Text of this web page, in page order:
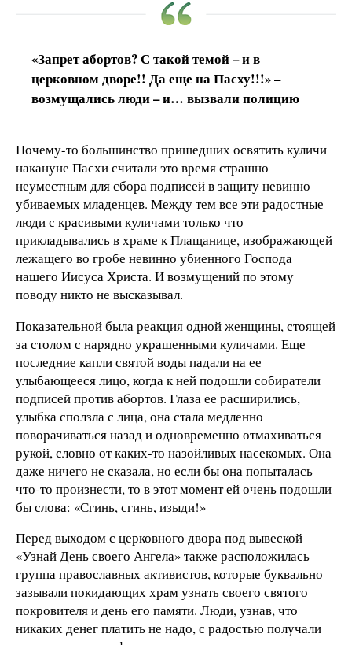
«Запрет абортов? С такой темой – и в
церковном дворе!! Да еще на Пасху!!!» –
возмущались люди – и… вызвали полицию
Почему-то большинство пришедших освятить куличи
накануне Пасхи считали это время страшно
неуместным для сбора подписей в защиту невинно
убиваемых младенцев. Между тем все эти радостные
люди с красивыми куличами только что
прикладывались в храме к Плащанице, изображающей
лежащего во гробе невинно убиенного Господа
нашего Иисуса Христа. И возмущений по этому
поводу никто не высказывал.
Показательной была реакция одной женщины, стоящей
за столом с нарядно украшенными куличами. Еще
последние капли святой воды падали на ее
улыбающееся лицо, когда к ней подошли собиратели
подписей против абортов. Глаза ее расширились,
улыбка сползла с лица, она стала медленно
поворачиваться назад и одновременно отмахиваться
рукой, словно от каких-то назойливых насекомых. Она
даже ничего не сказала, но если бы она попыталась
что-то произнести, то в этот момент ей очень подошли
бы слова: «Сгинь, сгинь, изыди!»
Перед выходом с церковного двора под вывеской
«Узнай День своего Ангела» также расположилась
группа православных активистов, которые буквально
зазывали покидающих храм узнать своего святого
покровителя и день его памяти. Люди, узнав, что
никаких денег платить не надо, с радостью получали